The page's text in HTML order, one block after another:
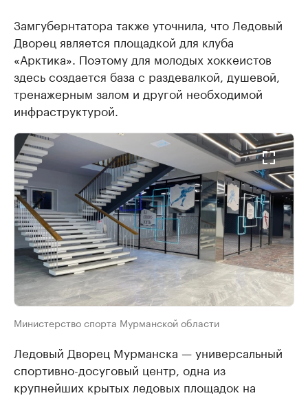
Замгубернтатора также уточнила, что Ледовый
Дворец является площадкой для клуба
«Арктика». Поэтому для молодых хоккеистов
здесь создается база с раздевалкой, душевой,
тренажерным залом и другой необходимой
инфраструктурой.
Министерство спорта Мурманской области
Ледовый Дворец Мурманска — универсальный
спортивно-досуговый центр, одна из
крупнейших крытых ледовых площадок на